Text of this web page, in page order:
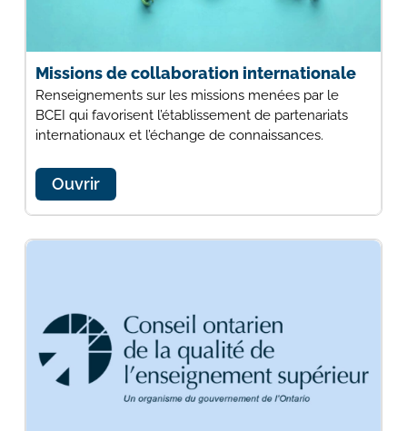
Missions de collaboration internationale
Renseignements sur les missions menées par le
BCEI qui favorisent l’établissement de partenariats
internationaux et l’échange de connaissances.
Ouvrir